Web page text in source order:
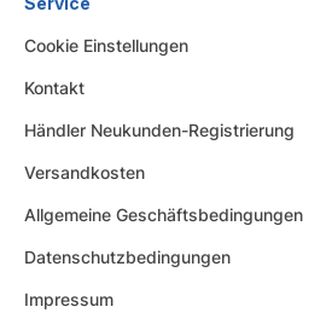
Cookie Einstellungen
Kontakt
Händler Neukunden-Registrierung
Versandkosten
Allgemeine Geschäftsbedingungen
Datenschutzbedingungen
Impressum